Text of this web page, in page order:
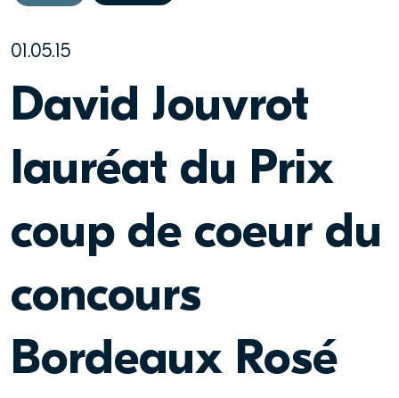
01.05.15
David Jouvrot
lauréat du Prix
coup de coeur du
concours
Bordeaux Rosé